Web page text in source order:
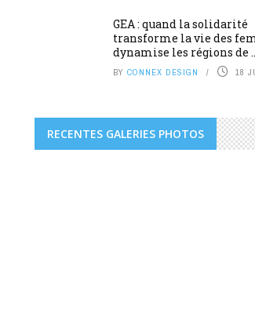
GEA : quand la solidarité
transforme la vie des
dynamise les régions de
BY CONNEX DESIGN 18
RECENTES GALERIES PHOTOS